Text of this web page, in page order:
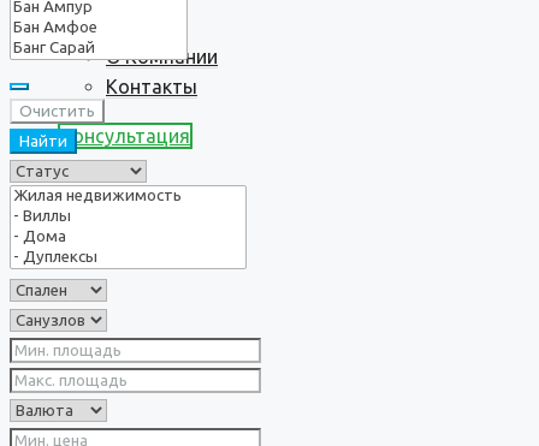
О Компании
Контакты
Консультация
Очистить
Найти